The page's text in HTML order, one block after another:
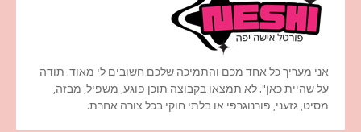
אני מעריך כל אחד מכם והתמיכה שלכם חשובים לי מאוד. תודה
על שהיית כאן". לא תמצאו בקבוצה תוכן פוגע, משפיל, מבזה,
מסיט, גזעני, פורנוגרפי או בלתי חוקי בכל צורה אחרת.